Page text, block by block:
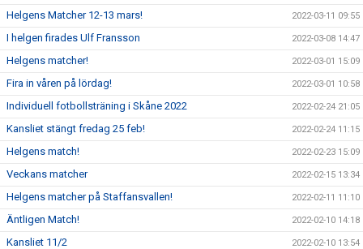
Helgens Matcher 12-13 mars! 2022-03-11 09:55
I helgen firades Ulf Fransson 2022-03-08 14:47
Helgens matcher! 2022-03-01 15:09
Fira in våren på lördag! 2022-03-01 10:58
Individuell fotbollsträning i Skåne 2022 2022-02-24 21:05
Kansliet stängt fredag 25 feb! 2022-02-24 11:15
Helgens match! 2022-02-23 15:09
Veckans matcher 2022-02-15 13:34
Helgens matcher på Staffansvallen! 2022-02-11 11:10
Äntligen Match! 2022-02-10 14:18
Kansliet 11/2 2022-02-10 13:54